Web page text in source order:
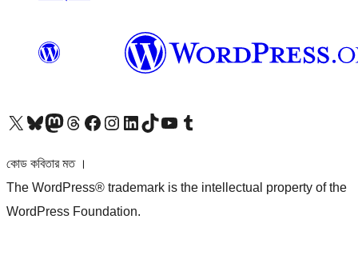
আমাদের X (আগের টুইটার) অ্যাকাউন্টে যানআমাদের Bluesky অ্যাকাউন্টটি দেখুনআমাদের মাস্টোডন অ্যাকাউন্টটি দেখুনআমাদের থ্রেডস অ্যাকাউন্টটি দেখুনআমাদের ফেসবুক পেজ দেখুনআমাদের ইন্সটাগ্রাম অ্যাকাউন্ট দেখুনআমাদের লিঙ্কডইন অ্যাকাউন্টে যানআমাদের TikTok অ্যাকাউন্টটি দেখুনআমাদের ইউটিউব চ্যানেলে যান আমাদের টাম্বলার অ্যাকাউন্ট দেখুন
কোড কবিতার মত ।
The WordPress® trademark is the intellectual property of the
WordPress Foundation.